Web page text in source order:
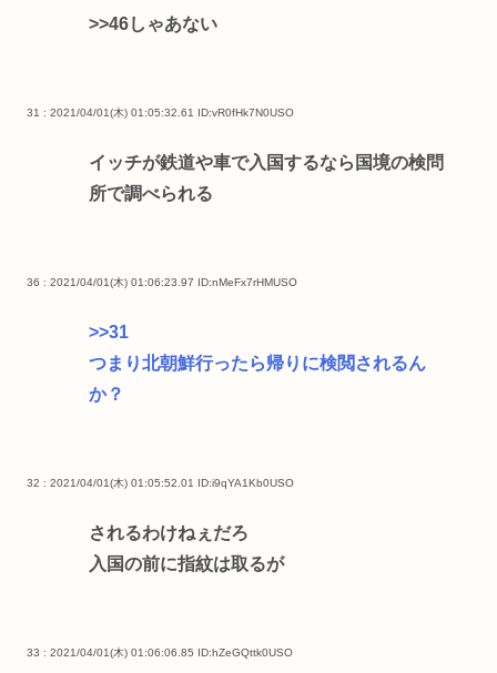
>>46しゃあない
31 : 2021/04/01(木) 01:05:32.61 ID:vR0fHk7N0USO
イッチが鉄道や車で入国するなら国境の検問
所で調べられる
36 : 2021/04/01(木) 01:06:23.97 ID:nMeFx7rHMUSO
>>31
つまり北朝鮮行ったら帰りに検閲されるん
か？
32 : 2021/04/01(木) 01:05:52.01 ID:i9qYA1Kb0USO
されるわけねぇだろ
入国の前に指紋は取るが
33 : 2021/04/01(木) 01:06:06.85 ID:hZeGQttk0USO